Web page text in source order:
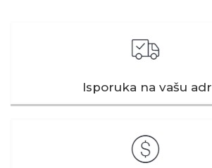
Isporuka na vašu